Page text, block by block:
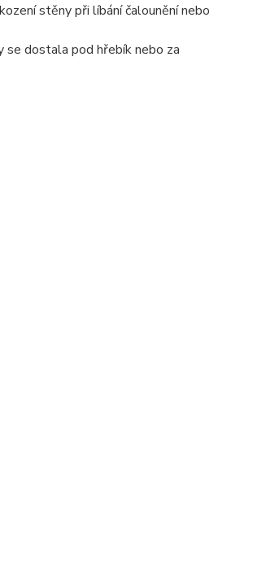
stěny při líbání čalounění nebo
se dostala pod hřebík nebo za